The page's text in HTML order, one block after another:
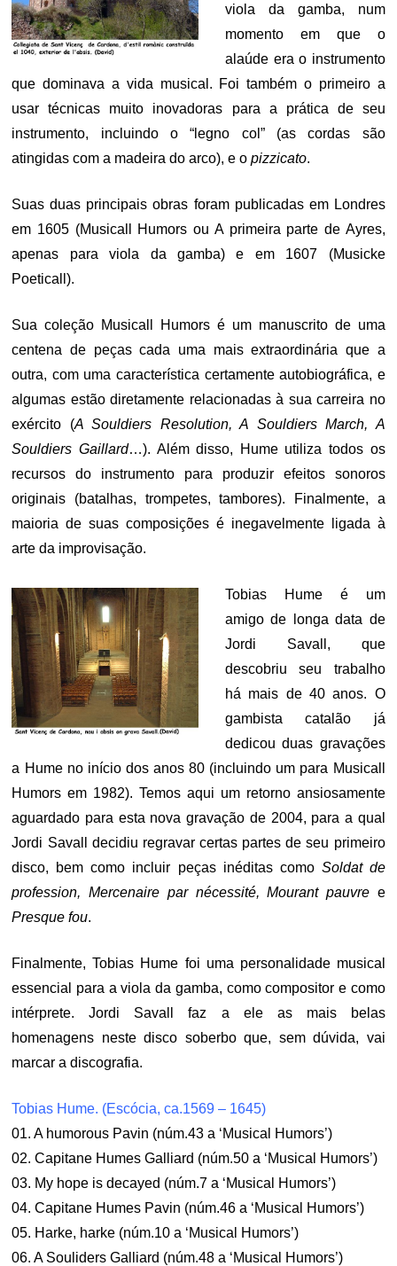
viola da gamba, num
momento em que o
alaúde era o instrumento
que dominava a vida musical. Foi também o primeiro a
usar técnicas muito inovadoras para a prática de seu
instrumento, incluindo o “legno col” (as cordas são
atingidas com a madeira do arco), e opizzicato.
Suas duas principais obras foram publicadas em Londres
em 1605 (Musicall Humors ou A primeira parte de Ayres,
apenas para viola da gamba) e em 1607 (Musicke
Poeticall).
Sua coleção Musicall Humors é um manuscrito de uma
centena de peças cada uma mais extraordinária que a
outra, com uma característica certamente autobiográfica, e
algumas estão diretamente relacionadas à sua carreira no
exército (A Souldiers Resolution, A Souldiers March, A
Souldiers Gaillard…). Além disso, Hume utiliza todos os
recursos do instrumento para produzir efeitos sonoros
originais (batalhas, trompetes, tambores). Finalmente, a
maioria de suas composições é inegavelmente ligada à
arte da improvisação.
Tobias Hume é um
amigo de longa data de
Jordi Savall, que
descobriu seu trabalho
há mais de 40 anos. O
gambista catalão já
dedicou duas gravações
a Hume no início dos anos 80 (incluindo um para Musicall
Humors em 1982). Temos aqui um retorno ansiosamente
aguardado para esta nova gravação de 2004, para a qual
Jordi Savall decidiu regravar certas partes de seu primeiro
disco, bem como incluir peças inéditas como Soldat de
profession, Mercenaire par nécessité, Mourant pauvre e
Presque fou.
Finalmente, Tobias Hume foi uma personalidade musical
essencial para a viola da gamba, como compositor e como
intérprete. Jordi Savall faz a ele as mais belas
homenagens neste disco soberbo que, sem dúvida, vai
marcar a discografia.
Tobias Hume. (Escócia, ca.1569 – 1645)
01. A humorous Pavin (núm.43 a ‘Musical Humors’)
02. Capitane Humes Galliard (núm.50 a ‘Musical Humors’)
03. My hope is decayed (núm.7 a ‘Musical Humors’)
04. Capitane Humes Pavin (núm.46 a ‘Musical Humors’)
05. Harke, harke (núm.10 a ‘Musical Humors’)
06. A Souliders Galliard (núm.48 a ‘Musical Humors’)